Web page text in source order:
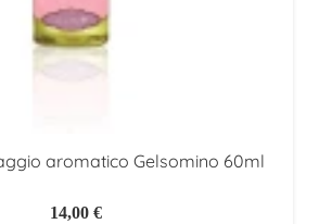
aromatico Gelsomino 60ml
14,00 €